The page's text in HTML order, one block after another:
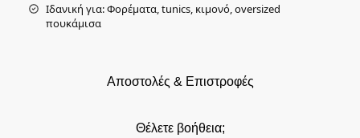
Αποστολές & Επιστροφές
Θέλετε βοήθεια;
Ιδανική για: Φορέματα, tunics, κιμονό, oversized
πουκάμισα